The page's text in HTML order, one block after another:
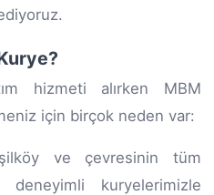
hizmeti alırken MBM
için birçok neden var:
ve çevresinin tüm
deneyimli kuryelerimizle